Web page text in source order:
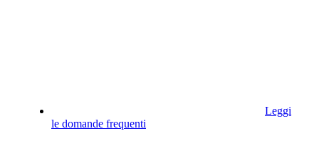
Leggi
le domande frequenti